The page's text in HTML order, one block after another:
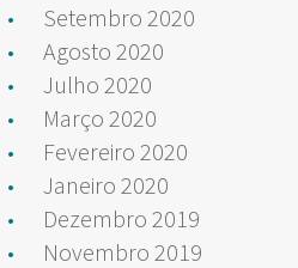
Setembro 2020
Agosto 2020
Julho 2020
Março 2020
Fevereiro 2020
Janeiro 2020
Dezembro 2019
Novembro 2019